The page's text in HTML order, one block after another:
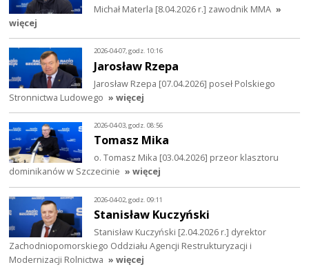
Michał Materla [8.04.2026 r.] zawodnik MMA »
więcej
2026-04-07, godz. 10:16
Jarosław Rzepa
Jarosław Rzepa [07.04.2026] poseł Polskiego
Stronnictwa Ludowego » więcej
2026-04-03, godz. 08:56
Tomasz Mika
o. Tomasz Mika [03.04.2026] przeor klasztoru
dominikanów w Szczecinie » więcej
2026-04-02, godz. 09:11
Stanisław Kuczyński
Stanisław Kuczyński [2.04.2026 r.] dyrektor
Zachodniopomorskiego Oddziału Agencji Restrukturyzacji i
Modernizacji Rolnictwa » więcej